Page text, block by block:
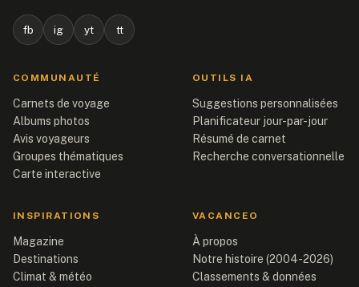
fb ig yt tt
COMMUNAUTÉ
Carnets de voyage
Albums photos
Avis voyageurs
Groupes thématiques
Carte interactive
OUTILS IA
Suggestions personnalisées
Planificateur jour-par-jour
Résumé de carnet
Recherche conversationnelle
INSPIRATIONS
Magazine
Destinations
Climat & météo
VACANCEO
À propos
Notre histoire (2004-2026)
Classements & données